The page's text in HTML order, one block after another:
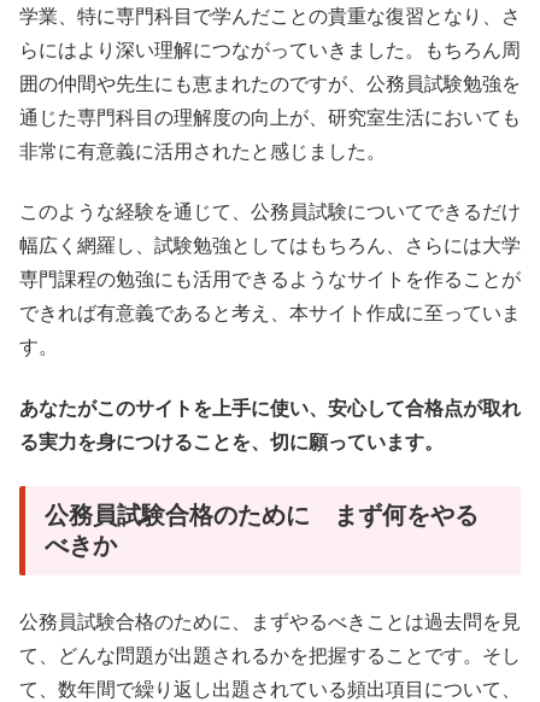
学業、特に専門科目で学んだことの貴重な復習となり、さ
らにはより深い理解につながっていきました。もちろん周
囲の仲間や先生にも恵まれたのですが、公務員試験勉強を
通じた専門科目の理解度の向上が、研究室生活においても
非常に有意義に活用されたと感じました。
このような経験を通じて、公務員試験についてできるだけ
幅広く網羅し、試験勉強としてはもちろん、さらには大学
専門課程の勉強にも活用できるようなサイトを作ることが
できれば有意義であると考え、本サイト作成に至っていま
す。
あなたがこのサイトを上手に使い、安心して合格点が取れ
る実力を身につけることを、切に願っています。
公務員試験合格のために まず何をやる
べきか
公務員試験合格のために、まずやるべきことは過去問を見
て、どんな問題が出題されるかを把握することです。そし
て、数年間で繰り返し出題されている頻出項目について、